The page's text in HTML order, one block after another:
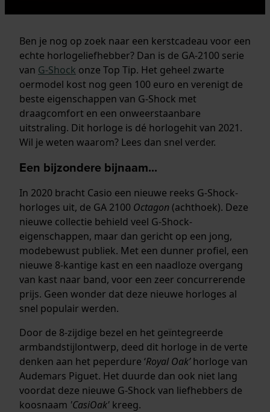
Ben je nog op zoek naar een kerstcadeau voor een
echte horlogeliefhebber? Dan is de GA-2100 serie
van G-Shock onze Top Tip. Het geheel zwarte
oermodel kost nog geen 100 euro en verenigt de
beste eigenschappen van G-Shock met
draagcomfort en een onweerstaanbare
uitstraling. Dit horloge is dé horlogehit van 2021.
Wil je weten waarom? Lees dan snel verder.
Een bijzondere bijnaam...
In 2020 bracht Casio een nieuwe reeks G-Shock-
horloges uit, de GA 2100 Octagon (achthoek). Deze
nieuwe collectie behield veel G-Shock-
eigenschappen, maar dan gericht op een jong,
modebewust publiek. Met een dunner profiel, een
nieuwe 8-kantige kast en een naadloze overgang
van kast naar band, voor een zeer concurrerende
prijs. Geen wonder dat deze nieuwe horloges al
snel populair werden.
Door de 8-zijdige bezel en het geïntegreerde
armbandstijlontwerp, deed dit horloge in de verte
denken aan het peperdure ‘Royal Oak’horloge van
Audemars Piguet. Het duurde dan ook niet lang
voordat deze nieuwe G-Shock van liefhebbers de
koosnaam 'CasiOak' kreeg.